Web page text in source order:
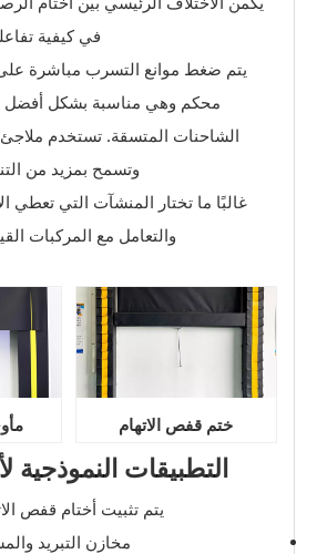
في كيفية
يتم ضغط موانع التسرب مباشرة على
محكم وهي مناسبة بشكل أفضل
الشاحنات المتسقة. تستخدم
وتسمح بمزيد من
غالبًا ما تختار المنشآت التي تعطي
والتعامل مع المركبات
ختم قفص الاتهام
التطبيقات النموذجية
يتم تثبيت أختام قفص
مخازن التبريد